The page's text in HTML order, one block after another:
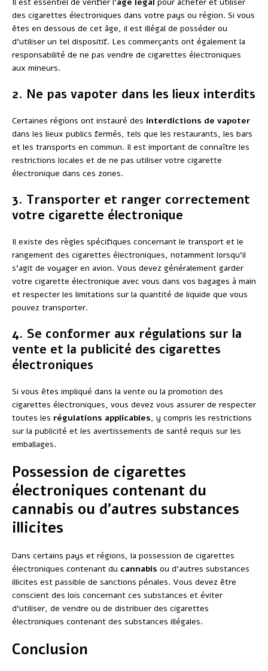
des cigarettes électroniques dans votre pays ou région. Si vous
êtes en dessous de cet âge, il est illégal de posséder ou
d’utiliser un tel dispositif. Les commerçants ont également la
responsabilité de ne pas vendre de cigarettes électroniques
aux mineurs.
2. Ne pas vapoter dans les lieux interdits
Certaines régions ont instauré des interdictions de vapoter
dans les lieux publics fermés, tels que les restaurants, les bars
et les transports en commun. Il est important de connaître les
restrictions locales et de ne pas utiliser votre cigarette
électronique dans ces zones.
3. Transporter et ranger correctement
votre cigarette électronique
Il existe des règles spécifiques concernant le transport et le
rangement des cigarettes électroniques, notamment lorsqu’il
s’agit de voyager en avion. Vous devez généralement garder
votre cigarette électronique avec vous dans vos bagages à main
et respecter les limitations sur la quantité de liquide que vous
pouvez transporter.
4. Se conformer aux régulations sur la
vente et la publicité des cigarettes
électroniques
Si vous êtes impliqué dans la vente ou la promotion des
cigarettes électroniques, vous devez vous assurer de respecter
toutes les régulations applicables, y compris les restrictions
sur la publicité et les avertissements de santé requis sur les
emballages.
Possession de cigarettes
électroniques contenant du
cannabis ou d’autres substances
illicites
Dans certains pays et régions, la possession de cigarettes
électroniques contenant du cannabis ou d’autres substances
illicites est passible de sanctions pénales. Vous devez être
conscient des lois concernant ces substances et éviter
d’utiliser, de vendre ou de distribuer des cigarettes
électroniques contenant des substances illégales.
Conclusion